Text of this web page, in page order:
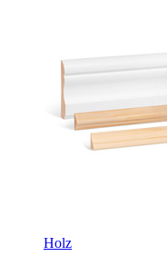
Holz